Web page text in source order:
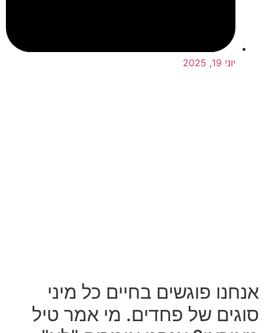
יוני 19, 2025
אנחנו פוגשים בחיים כל מיני
סוגים של פחדים. מי אמר טיל